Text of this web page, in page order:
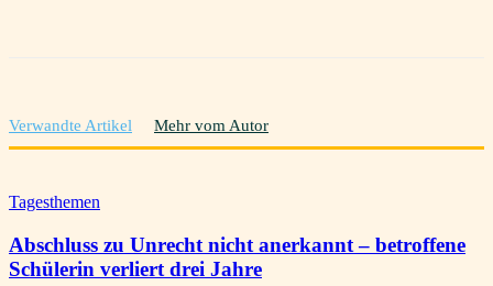
Verwandte Artikel Mehr vom Autor
Tagesthemen
Abschluss zu Unrecht nicht anerkannt – betroffene
Schülerin verliert drei Jahre